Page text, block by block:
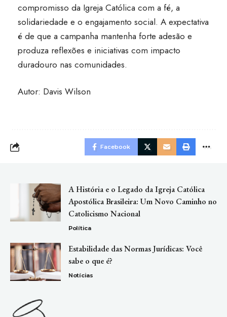
compromisso da Igreja Católica com a fé, a
solidariedade e o engajamento social. A expectativa
é de que a campanha mantenha forte adesão e
produza reflexões e iniciativas com impacto
duradouro nas comunidades.
Autor: Davis Wilson
Facebook
A História e o Legado da Igreja Católica
Apostólica Brasileira: Um Novo Caminho no
Catolicismo Nacional
Política
Estabilidade das Normas Jurídicas: Você
sabe o que é?
Notícias